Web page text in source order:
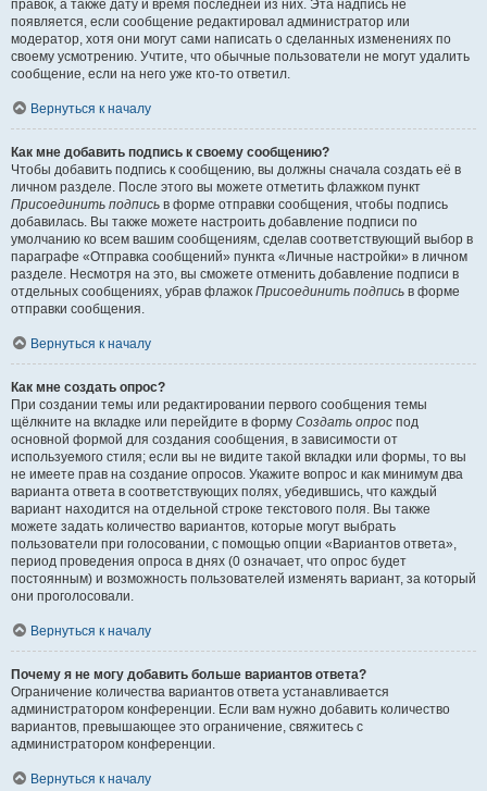
правок, а также дату и время последней из них. Эта надпись не
появляется, если сообщение редактировал администратор или
модератор, хотя они могут сами написать о сделанных изменениях по
своему усмотрению. Учтите, что обычные пользователи не могут удалить
сообщение, если на него уже кто-то ответил.
Вернуться к началу
Как мне добавить подпись к своему сообщению?
Чтобы добавить подпись к сообщению, вы должны сначала создать её в
личном разделе. После этого вы можете отметить флажком пункт
Присоединить подпись в форме отправки сообщения, чтобы подпись
добавилась. Вы также можете настроить добавление подписи по
умолчанию ко всем вашим сообщениям, сделав соответствующий выбор в
параграфе «Отправка сообщений» пункта «Личные настройки» в личном
разделе. Несмотря на это, вы сможете отменить добавление подписи в
отдельных сообщениях, убрав флажок Присоединить подпись в форме
отправки сообщения.
Вернуться к началу
Как мне создать опрос?
При создании темы или редактировании первого сообщения темы
щёлкните на вкладке или перейдите в форму Создать опрос под
основной формой для создания сообщения, в зависимости от
используемого стиля; если вы не видите такой вкладки или формы, то вы
не имеете прав на создание опросов. Укажите вопрос и как минимум два
варианта ответа в соответствующих полях, убедившись, что каждый
вариант находится на отдельной строке текстового поля. Вы также
можете задать количество вариантов, которые могут выбрать
пользователи при голосовании, с помощью опции «Вариантов ответа»,
период проведения опроса в днях (0 означает, что опрос будет
постоянным) и возможность пользователей изменять вариант, за который
они проголосовали.
Вернуться к началу
Почему я не могу добавить больше вариантов ответа?
Ограничение количества вариантов ответа устанавливается
администратором конференции. Если вам нужно добавить количество
вариантов, превышающее это ограничение, свяжитесь с
администратором конференции.
Вернуться к началу